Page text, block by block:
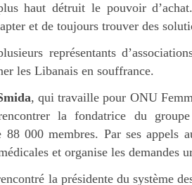
haut détruit le pouvoir
et de toujours trouver des
représentants
les Libanais en souffrance.
, qui travaille pour ONU
la fondatrice du
88 000 membres. Par ses appels
et organise les demandes
la présidente du système